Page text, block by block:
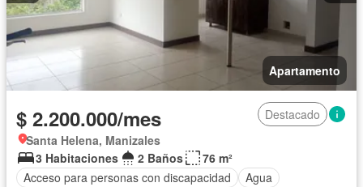
Apartamento
$ 2.200.000/mes
Destacado
Santa Helena, Manizales
3 Habitaciones
2 Baños
76 m²
Acceso para personas con discapacidad
Agua